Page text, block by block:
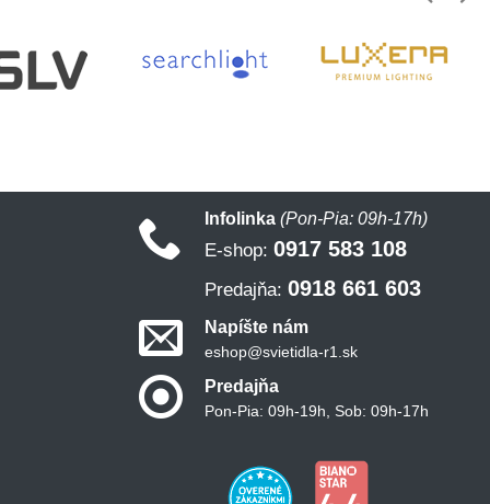
Infolinka (Pon-Pia: 09h-17h)
E-shop: 0917 583 108
Predajňa: 0918 661 603
Napíšte nám
eshop@svietidla-r1.sk
Predajňa
Pon-Pia: 09h-19h, Sob: 09h-17h